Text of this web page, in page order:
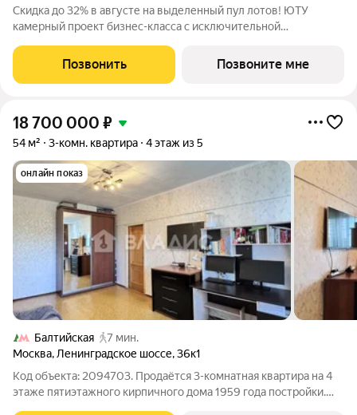
Скидка до 32% в августе на выделенный пул лотов! ЮТУ
камерный проект бизнес-класса с исключительной
благоустроенной набережной канала имени Москвы. Проект
создает идеальный баланс жизни в
Позвонить Позвоните мне
18 700 000 ₽
54 м² 3-комн. квартира 4 этаж из 5
онлайн показ
Балтийская
7 мин.
Москва, Ленинградское шоссе,36к1
Код объекта: 2094703. Продаётся 3-комнатная квартира на 4
этаже пятиэтажного кирпичного дома 1959 года постройки.